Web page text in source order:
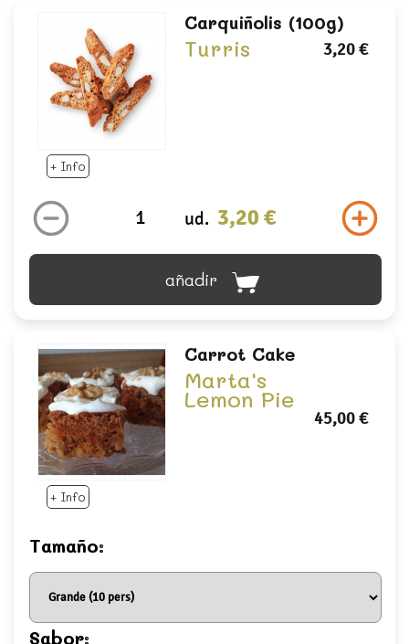
+ Info
Carquiñolis (100g)
Turris 3,20 €
ud. 3,20 €
añadir
+ Info
Carrot Cake
Marta's
Lemon Pie
45,00 €
Tamaño:
Sabor: